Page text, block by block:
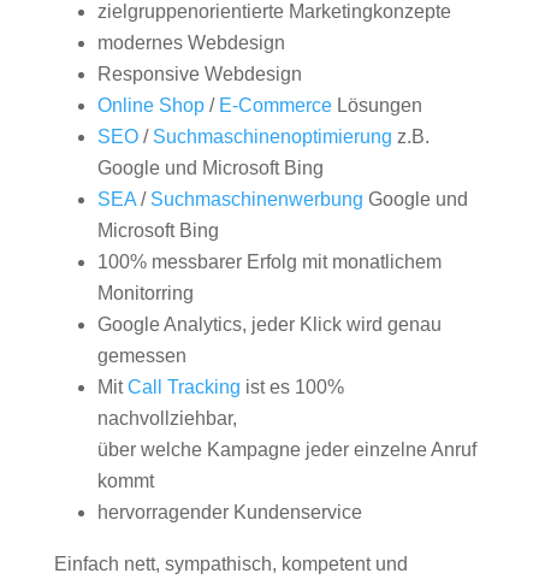
zielgruppenorientierte Marketingkonzepte
modernes Webdesign
Responsive Webdesign
Online Shop/ E-CommerceLösungen
SEO/ Suchmaschinenoptimierung z.B.
Google und Microsoft Bing
SEA/ Suchmaschinenwerbung Google und
Microsoft Bing
100% messbarer Erfolg mit monatlichem
Monitorring
Google Analytics, jeder Klick wird genau
gemessen
MitCall Tracking ist es 100%
nachvollziehbar,
über welche Kampagne jeder einzelne Anruf
kommt
hervorragender Kundenservice
Einfach nett, sympathisch, kompetent und